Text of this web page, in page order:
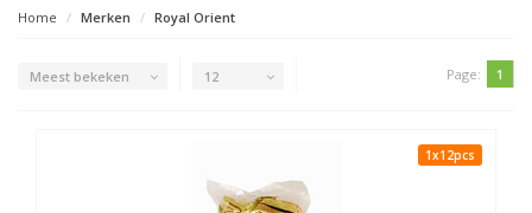
Home Merken Royal Orient
Meest bekeken 12 Page: 1
1x12pcs